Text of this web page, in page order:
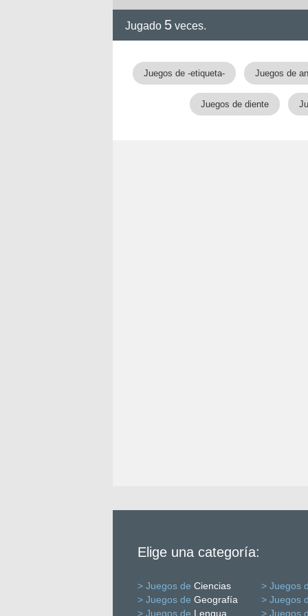
Jugado 5 veces.
Juegos de -etiqueta- Juegos de
Juegos de diente
Elige una categoría:
> Juegos de Ciencias
> Juegos
> Juegos de Geografía
> Juegos
> Juegos de Lengua > Juegos